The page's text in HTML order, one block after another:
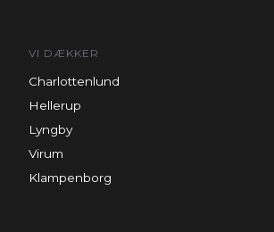
VI DÆKKER
Charlottenlund
Hellerup
Lyngby
Virum
Klampenborg